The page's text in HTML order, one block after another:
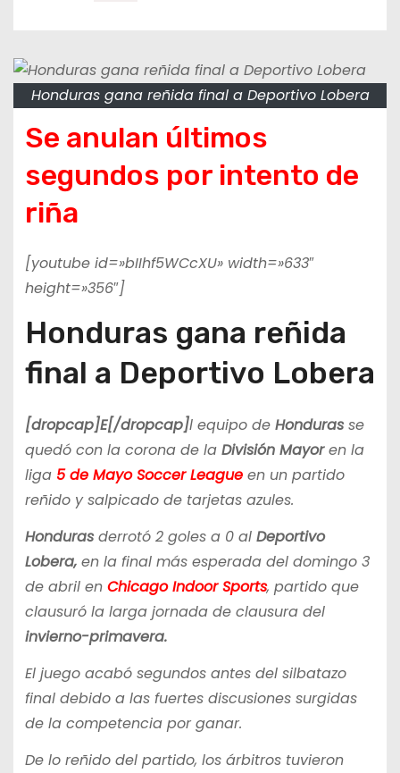
Honduras gana reñida final a Deportivo Lobera
Se anulan últimos
segundos por intento de
riña
[youtube id=»bIIhf5WCcXU» width=»633″
height=»356″]
Honduras gana reñida
final a Deportivo Lobera
[dropcap]E[/dropcap]l equipo de Hondurasse
quedó con la corona de la División Mayoren la
liga 5 de Mayo Soccer Leagueen un partido
reñido y salpicado de tarjetas azules.
Hondurasderrotó 2 goles a 0 al Deportivo
Lobera,en la final más esperada del domingo 3
de abril en Chicago Indoor Sports, partido que
clausuró la larga jornada de clausura del
invierno-primavera.
El juego acabó segundos antes del silbatazo
final debido a las fuertes discusiones surgidas
de la competencia por ganar.
De lo reñido del partido, los árbitros tuvieron